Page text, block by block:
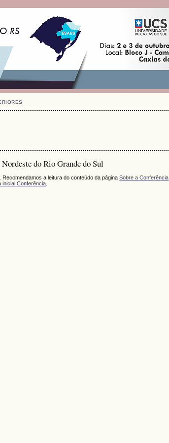
do Rio Grande do Sul
a leitura do conteúdo da páginaSobre a Conferência
inicial Conferência